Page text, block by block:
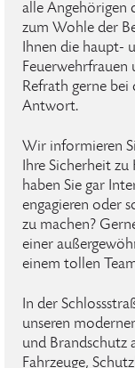
alle Angehörigen
zum Wohle der
Ihnen die haupt-
Feuerwehrfrauen
Refrath gerne bei
Antwort.
Wir informieren
Ihre Sicherheit
haben Sie gar
engagieren oder
zu machen?
einer
einem tollen
In der
unseren
und Brandschutz
Fahrzeuge,